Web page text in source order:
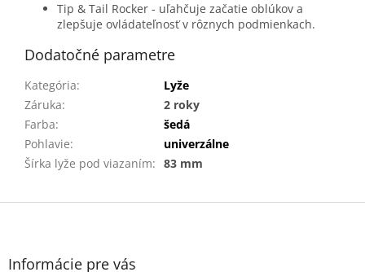
Tip & Tail Rocker - uľahčuje začatie oblúkov a
zlepšuje ovládateľnosť v rôznych podmienkach.
Dodatočné parametre
Kategória:
Lyže
Záruka:
2 roky
Farba:
šedá
Pohlavie:
univerzálne
Šírka lyže pod viazaním: 83 mm
Z
Informácie pre vás